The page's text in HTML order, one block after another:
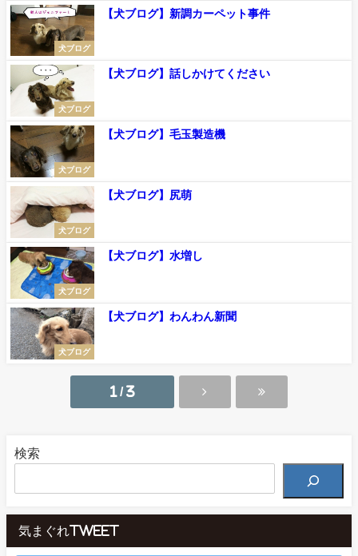
犬ブログ
【犬ブログ】新調カーペット事件
犬ブログ
【犬ブログ】話しかけてください
犬ブログ
【犬ブログ】毛玉製造機
犬ブログ
【犬ブログ】尻萌
犬ブログ
【犬ブログ】水増し
犬ブログ
【犬ブログ】わんわん新聞
1 / 3
検索
気まぐれTweet